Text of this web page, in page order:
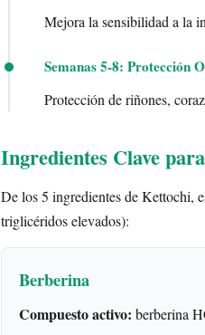
Mejora la sensibilidad a la
Semanas 5-8: Protección
Protección de riñones,
Ingredientes Clave
De los 5 ingredientes de Kettochi,
triglicéridos elevados):
Berberina
Compuesto activo: berberina